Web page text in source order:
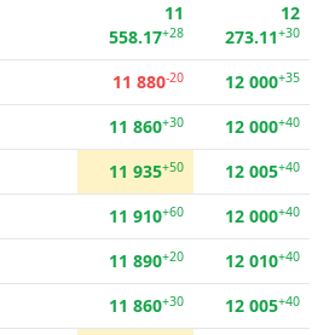
11
558.17+28
12
273.11+30
11 880-20 12 000+35
11 860+30 12 000+40
11 935+50 12 005+40
11 910+60 12 000+40
11 890+20 12 010+40
11 860+30 12 005+40